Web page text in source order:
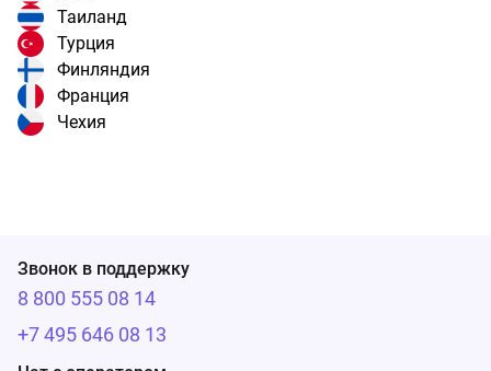
Таиланд
Турция
Финляндия
Франция
Чехия
Звонок в поддержку
8 800 555 08 14
+7 495 646 08 13